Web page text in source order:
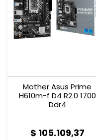
Mother Asus Prime
H610m-f D4 R2.0 1700
Ddr4
$ 105.109,37